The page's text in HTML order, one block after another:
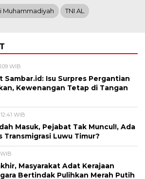
Muhammadiyah TNI AL
WIB
Sambar.id: Isu Surpres Pergantian
Kewenangan Tetap di Tangan
WIB
Masuk, Pejabat Tak Muncul!, Ada
Transmigrasi Luwu Timur?
Masyarakat Adat Kerajaan
Bertindak Pulihkan Merah Putih